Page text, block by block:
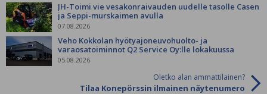
JH-Toimi vie vesakonraivauden uudelle tasolle Casen
ja Seppi-murskaimen avulla
07.08.2026
Veho Kokkolan hyötyajoneuvohuolto- ja
varaosatoiminnot Q2 Service Oy:lle lokakuussa
05.08.2026
Oletko alan ammattilainen?
Tilaa Konepörssin ilmainen näytenumero